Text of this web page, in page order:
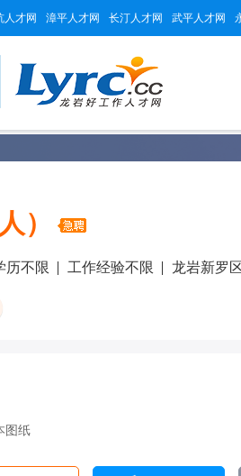
人才网 漳平人才网 长汀人才网 武平人才网
）
历不限 工作经验不限 龙岩新罗
图纸